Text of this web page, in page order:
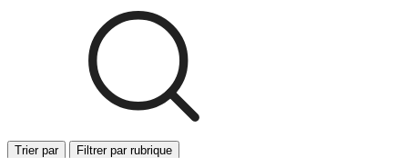
Trier par Filtrer par rubrique